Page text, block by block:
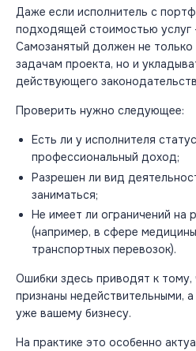
Даже если исполнитель с
подходящей стоимостью услуг
Самозанятый должен не только
задачам проекта, но и
действующего
Проверить нужно следующее:
Есть ли у исполнителя
профессиональный доход;
Разрешен ли вид
заниматься;
Не имеет ли ограничений на
(например, в сфере
транспортных перевозок).
Ошибки здесь приводят к тому,
признаны недействительными, а
уже вашему бизнесу.
На практике это особенно